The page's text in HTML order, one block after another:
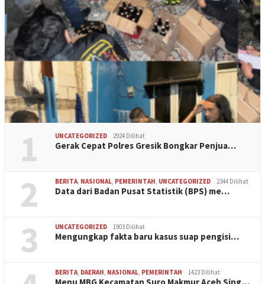
1 UNCATEGORIZED 2924 Dilihat
Gerak Cepat Polres Gresik Bongkar Penjua…
2 BERITA NASIONAL PEMERINTAH UNCATEGORIZED 2344 Dilihat
Data dari Badan Pusat Statistik (BPS) me…
3 UNCATEGORIZED 1903 Dilihat
Mengungkap fakta baru kasus suap pengisi…
BERITA DAERAH NASIONAL PEMERINTAH 1423 Dilihat
Menu MBG Kecamatan Suro Makmur Aceh Sing…